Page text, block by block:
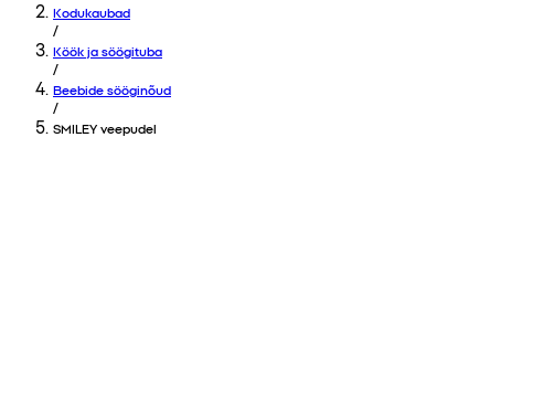
Kodukaubad
/
Köök ja söögituba
/
Beebide sööginõud
/
SMILEY veepudel